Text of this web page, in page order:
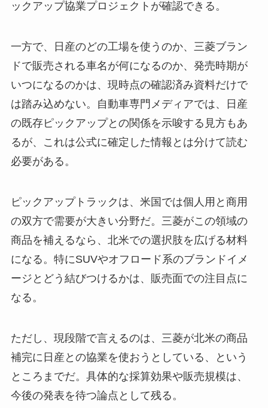
ックアップ協業プロジェクトが確認できる。
一方で、日産のどの工場を使うのか、三菱ブラン
ドで販売される車名が何になるのか、発売時期が
いつになるのかは、現時点の確認済み資料だけで
は踏み込めない。自動車専門メディアでは、日産
の既存ピックアップとの関係を示唆する見方もあ
るが、これは公式に確定した情報とは分けて読む
必要がある。
ピックアップトラックは、米国では個人用と商用
の双方で需要が大きい分野だ。三菱がこの領域の
商品を補えるなら、北米での選択肢を広げる材料
になる。特にSUVやオフロード系のブランドイメ
ージとどう結びつけるかは、販売面での注目点に
なる。
ただし、現段階で言えるのは、三菱が北米の商品
補完に日産との協業を使おうとしている、という
ところまでだ。具体的な採算効果や販売規模は、
今後の発表を待つ論点として残る。